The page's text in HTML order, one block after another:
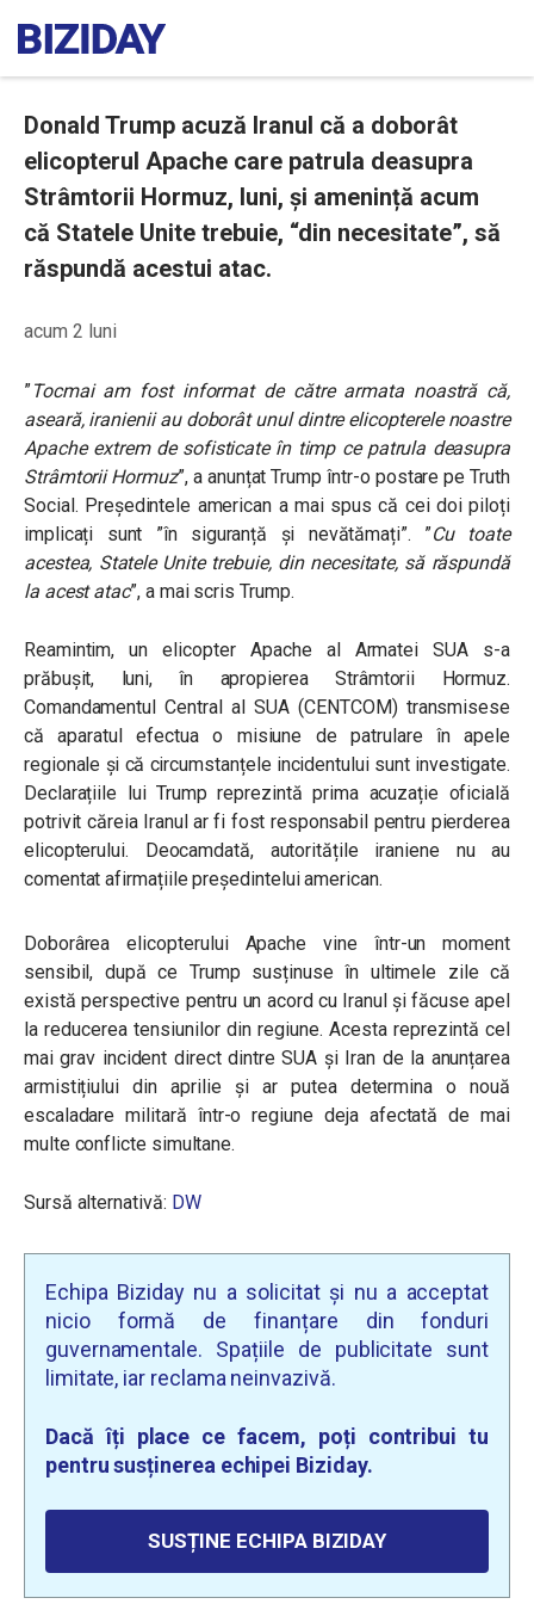
Donald Trump acuză Iranul că a doborât
elicopterul Apache care patrula deasupra
Strâmtorii Hormuz, luni, și amenință acum
că Statele Unite trebuie, “din necesitate”, să
răspundă acestui atac.
acum 2 luni
”Tocmai am fost informat de către armata noastră că,
aseară, iranienii au doborât unul dintre elicopterele noastre
Apache extrem de sofisticate în timp ce patrula deasupra
Strâmtorii Hormuz”, a anunțat Trump într-o postare pe Truth
Social. Președintele american a mai spus că cei doi piloți
implicați sunt ”în siguranță și nevătămați”. ”Cu toate
acestea, Statele Unite trebuie, din necesitate, să răspundă
la acest atac”, a mai scris Trump.
Reamintim, un elicopter Apache al Armatei SUA s-a
prăbușit, luni, în apropierea Strâmtorii Hormuz.
Comandamentul Central al SUA (CENTCOM) transmisese
că aparatul efectua o misiune de patrulare în apele
regionale și că circumstanțele incidentului sunt investigate.
Declarațiile lui Trump reprezintă prima acuzație oficială
potrivit căreia Iranul ar fi fost responsabil pentru pierderea
elicopterului. Deocamdată, autoritățile iraniene nu au
comentat afirmațiile președintelui american.
Doborârea elicopterului Apache vine într-un moment
sensibil, după ce Trump susținuse în ultimele zile că
există perspective pentru un acord cu Iranul și făcuse apel
la reducerea tensiunilor din regiune. Acesta reprezintă cel
mai grav incident direct dintre SUA și Iran de la anunțarea
armistițiului din aprilie și ar putea determina o nouă
escaladare militară într-o regiune deja afectată de mai
multe conflicte simultane.
Sursă alternativă: DW
Echipa Biziday nu a solicitat și nu a acceptat
nicio formă de finanțare din fonduri
guvernamentale. Spațiile de publicitate sunt
limitate, iar reclama neinvazivă.
Dacă îți place ce facem, poți contribui tu
pentru susținerea echipei Biziday.
SUSȚINE ECHIPA BIZIDAY